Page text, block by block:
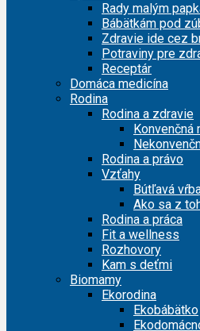
Rady malým
Bábätkám pod
Zdravie ide cez
Potraviny pre
Receptár
Domáca medicína
Rodina
Rodina a zdravie
Konvenčná
Rodina a právo
Vzťahy
Bútľavá
Ako sa z
Rodina a práca
Fit a wellness
Rozhovory
Kam s deťmi
Biomamy
Ekorodina
Ekobábätko